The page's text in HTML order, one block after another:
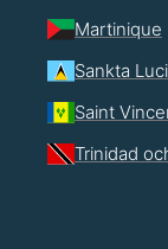
Martinique
Sankta
Saint
Trinidad